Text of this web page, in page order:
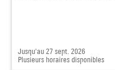
Jusqu'au 27 sept. 2026
Plusieurs horaires disponibles